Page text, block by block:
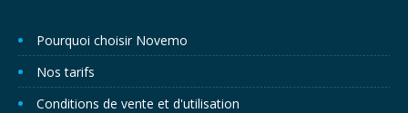
Pourquoi choisir Novemo
Nos tarifs
Conditions de vente et d'utilisation